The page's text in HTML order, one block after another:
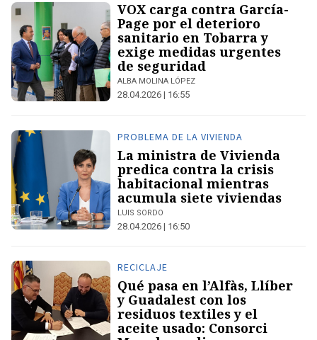
VOX carga contra García-
Page por el deterioro
sanitario en Tobarra y
exige medidas urgentes
de seguridad
ALBA MOLINA LÓPEZ
28.04.2026 | 16:55
PROBLEMA DE LA VIVIENDA
La ministra de Vivienda
predica contra la crisis
habitacional mientras
acumula siete viviendas
LUIS SORDO
28.04.2026 | 16:50
RECICLAJE
Qué pasa en l’Alfàs, Llíber
y Guadalest con los
residuos textiles y el
aceite usado: Consorci